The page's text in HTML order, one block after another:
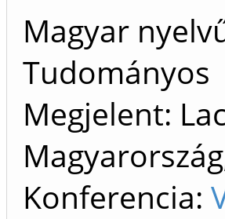
Magyar
Tudományos
Megjelent:
Konferencia: